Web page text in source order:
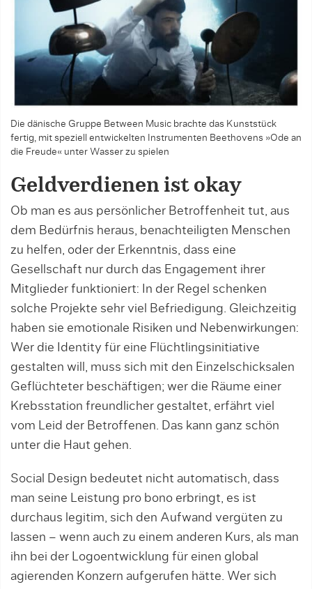
Die dänische Gruppe Between Music brachte das Kunststück
fertig, mit speziell entwickelten Instrumenten Beet­hovens »Ode an
die Freude« unter Wasser zu spielen
Geldverdienen ist okay
Ob man es aus persönlicher Betroffenheit tut, aus
dem Bedürfnis heraus, benachteiligten Menschen
zu helfen, oder der Erkenntnis, dass eine
Gesellschaft nur durch das Engagement ihrer
Mitglieder funktio­niert: In der Regel schenken
solche Projekte sehr viel Befriedigung. Gleichzeitig
haben sie emotiona­le Risiken und Nebenwirkungen:
Wer die Identity für eine Flüchtlingsinitiative
gestalten will, muss sich mit den Einzelschicksalen
Geflüchteter beschäftigen; wer die Räume einer
Krebsstation freundlicher gestaltet, erfährt viel
vom Leid der Betroffenen. Das kann ganz schön
unter die Haut gehen.
Social Design bedeutet nicht automatisch, dass
man seine Leistung pro bono erbringt, es ist
durchaus legitim, sich den Aufwand vergüten zu
lassen – wenn auch zu einem anderen Kurs, als man
ihn bei der Logoentwicklung für einen global
agierenden Konzern aufgerufen hätte. Wer sich